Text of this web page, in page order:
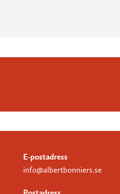
E-postadress
info@albertbonniers.se